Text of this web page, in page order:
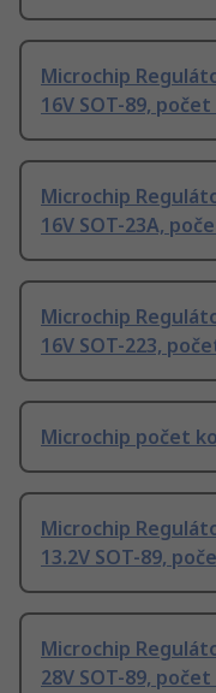
Microchip
16V SOT-89,
Microchip
16V SOT-23A,
Microchip
16V SOT-223,
Microchip počet
Microchip
13.2V SOT-89,
Microchip
28V SOT-89,